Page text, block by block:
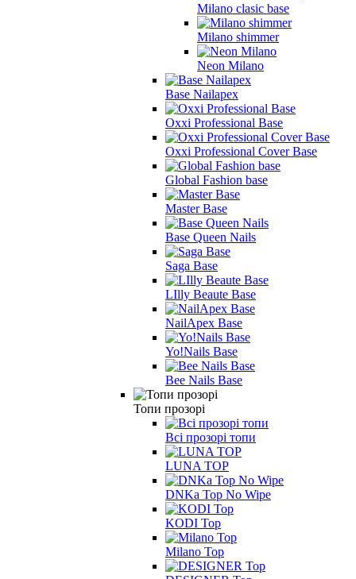
Milano clasic base
Milano shimmer
Neon Milano
Base Nailapex
Oxxi Professional Base
Oxxi Professional Cover Base
Global Fashion base
Master Base
Base Queen Nails
Saga Base
LIlly Beaute Base
NailApex Base
Yo!Nails Base
Bee Nails Base
Топи прозорі
Всі прозорі топи
LUNA TOP
DNKa Top No Wipe
KODI Top
Milano Top